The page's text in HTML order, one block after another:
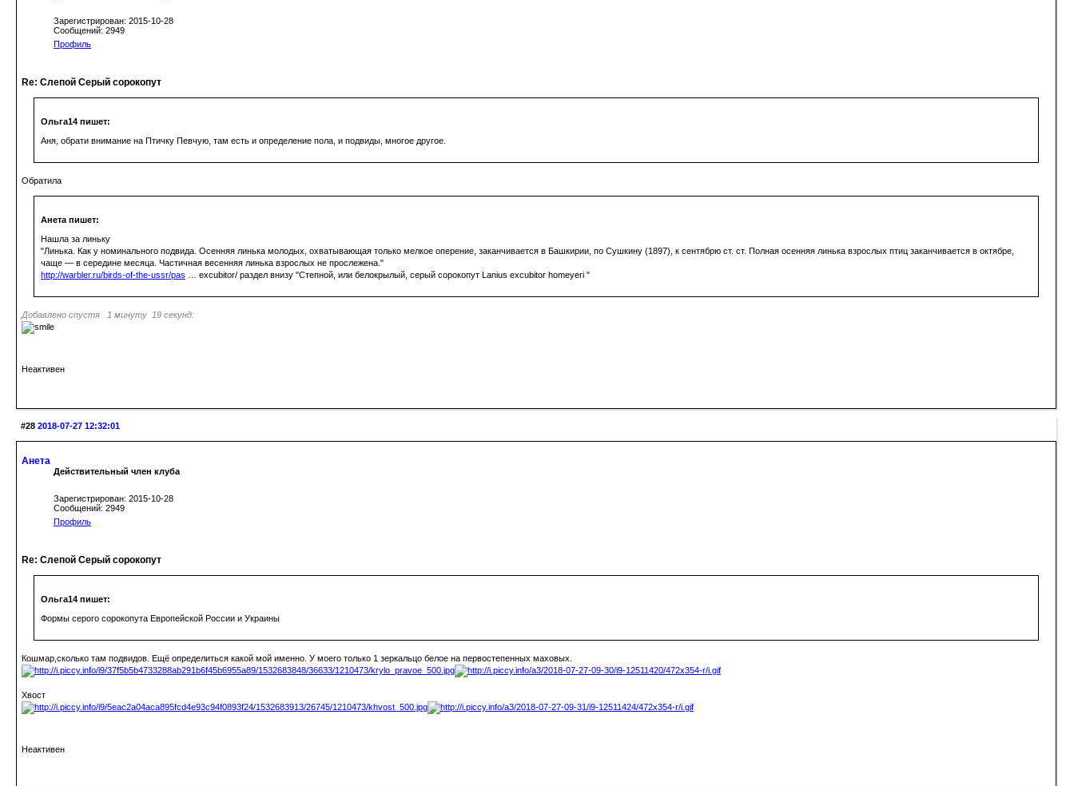
Зарегистрирован: 2015-10-28
Сообщений: 2949
Профиль
Re: Слепой Серый сорокопут
Ольга14 пишет:
Аня, обрати внимание на Птичку Певчую, там есть и определение пола, и подвиды, многое другое.
Обратила
Анета пишет:
Нашла за линьку
"Линька. Как у номинального подвида. Осенняя линька молодых, охватывающая только мелкое оперение, заканчивается в Башкирии, по Сушкину (1897), к сентябрю ст. ст. Полная осенняя линька взрослых птиц заканчивается в октябре,
чаще — в середине месяца. Частичная весенняя линька взрослых не прослежена."
http://warbler.ru/birds-of-the-ussr/pas … excubitor/ раздел внизу "Степной, или белокрылый, серый сорокопут Lanius excubitor homeyeri "
Добавлено спустя 1 минуту 19 секунд:
Неактивен
#28 2018-07-27 12:32:01
Анета
Действительный член клуба
Зарегистрирован: 2015-10-28
Сообщений: 2949
Профиль
Re: Слепой Серый сорокопут
Ольга14 пишет:
Формы серого сорокопута Европейской России и Украины
Кошмар,сколько там подвидов. Ещё определиться какой мой именно. У моего только 1 зеркальцо белое на первостепенных маховых.
Хвост
Неактивен